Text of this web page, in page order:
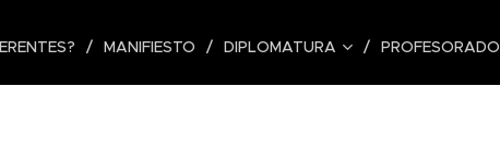
MANIFIESTO DIPLOMATURA PROFESORADO